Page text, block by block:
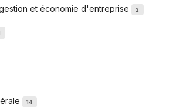
et économie d'entreprise 2
14